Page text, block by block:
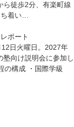
ら徒歩2分、有楽町線
着い…
ポート
日火曜日。2027年
塾向け説明会に参加し
の構成 ・国際学級